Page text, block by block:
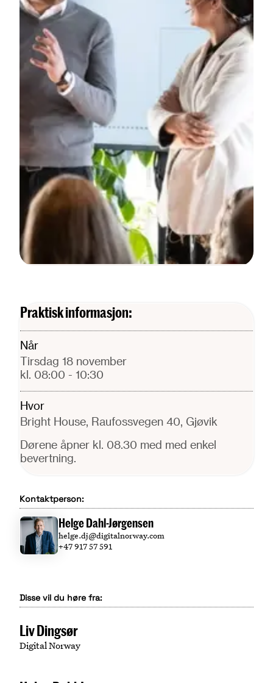
Praktisk informasjon:
Når
tirsdag 18 november
kl. 08:00 - 10:30
Hvor
Bright House, Raufossvegen 40, Gjøvik
Dørene åpner kl. 08.30 med med enkel
bevertning.
Kontaktperson:
Helge Dahl-Jørgensen
helge.dj@digitalnorway.com
+47 917 57 591
Disse vil du høre fra:
Liv Dingsør
Digital Norway